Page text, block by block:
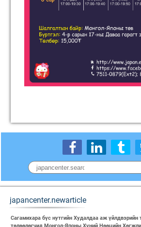
japancenter.newarticle
Сагамихара бүс нутгийн Худалдаа аж үйлдвэрийн